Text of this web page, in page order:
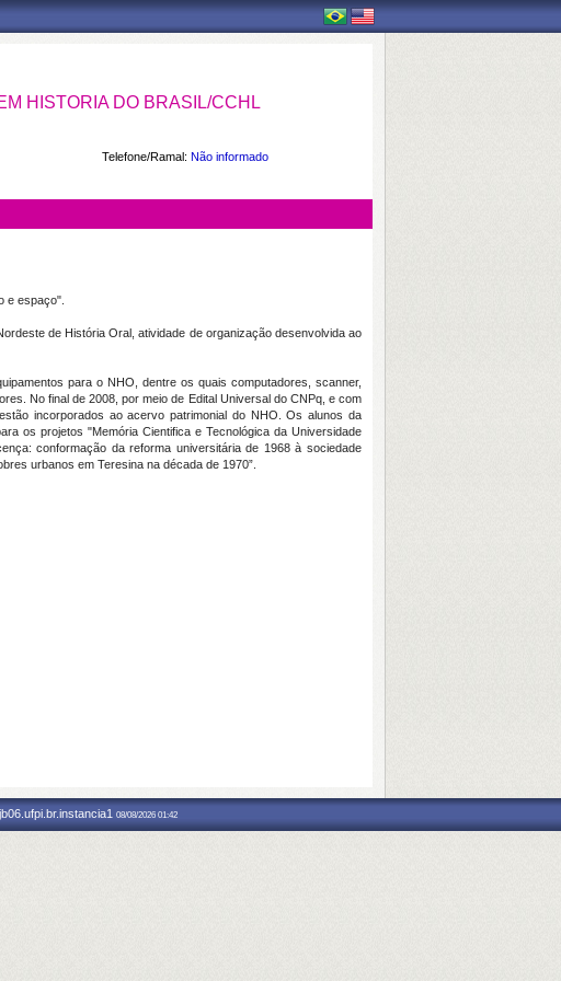
HISTORIA DO BRASIL/CCHL
Telefone/Ramal: Não informado
e espaço".
de História Oral, atividade de organização desenvolvida ao
para o NHO, dentre os quais computadores, scanner,
No final de 2008, por meio de Edital Universal do CNPq, e com
incorporados ao acervo patrimonial do NHO. Os alunos da
os projetos "Memória Cientifica e Tecnológica da Universidade
conformação da reforma universitária de 1968 à sociedade
urbanos em Teresina na década de 1970”.
08/08/2026 01:42